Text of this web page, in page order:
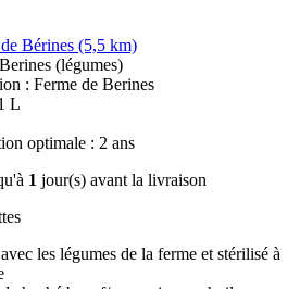
Bérines (5,5 km)
(légumes)
: Ferme de Berines
L
optimale : 2 ans
1 jour(s) avant la livraison
les légumes de la ferme et stérilisé à